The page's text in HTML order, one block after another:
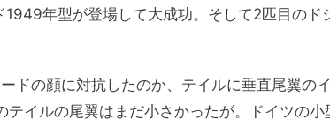
1949年型が登場して大成功。そして2匹目の
ドの顔に対抗したのか、テイルに垂直尾翼の
テイルの尾翼はまだ小さかったが。ドイツの